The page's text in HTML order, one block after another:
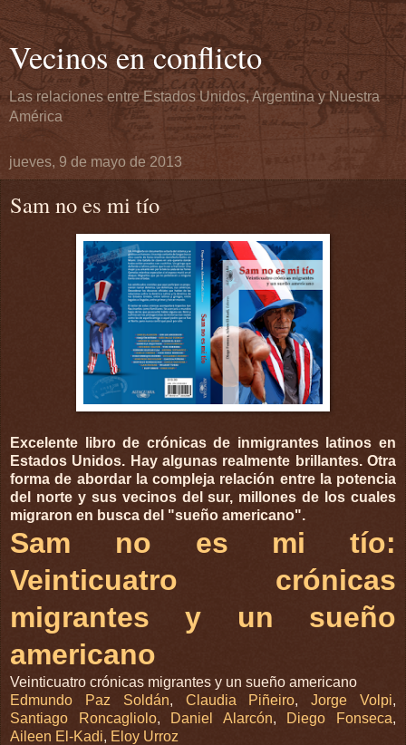
Vecinos en conflicto
Las relaciones entre Estados Unidos, Argentina y Nuestra
América
jueves, 9 de mayo de 2013
Sam no es mi tío
Excelente libro de crónicas de inmigrantes latinos en
Estados Unidos. Hay algunas realmente brillantes. Otra
forma de abordar la compleja relación entre la potencia
del norte y sus vecinos del sur, millones de los cuales
migraron en busca del "sueño americano".
Sam no es mi tío:
Veinticuatro crónicas
migrantes y un sueño
americano
Veinticuatro crónicas migrantes y un sueño americano
Edmundo Paz Soldán, Claudia Piñeiro,Jorge Volpi,
Santiago Roncagliolo, Daniel Alarcón, Diego Fonseca,
Aileen El-Kadi, Eloy Urroz